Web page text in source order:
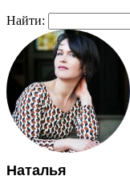
Найти:
Наталья